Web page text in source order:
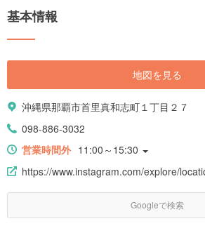
基本情報
地図を見る
沖縄県那覇市首里真和志町１丁目２７
098-886-3032
営業時間外 11:00～15:30
https://www.instagram.com/explore/
Googleで検索